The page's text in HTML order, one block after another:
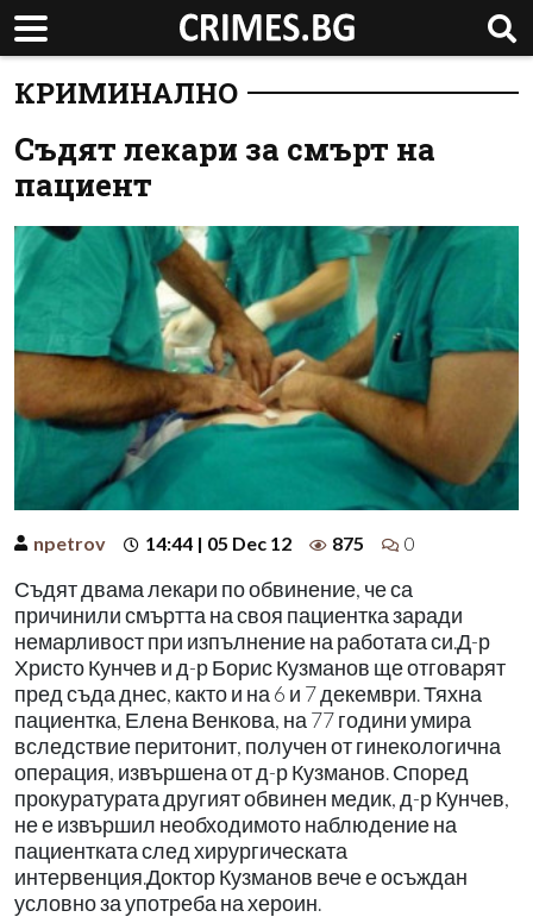
КРИМИНАЛНО
Съдят лекари за смърт на
пациент
npetrov 14:44 | 05 Dec 12 875 0
Съдят двама лекари по обвинение, че са
причинили смъртта на своя пациентка заради
немарливост при изпълнение на работата си.Д-р
Христо Кунчев и д-р Борис Кузманов ще отговарят
пред съда днес, както и на 6 и 7 декември. Тяхна
пациентка, Елена Венкова, на 77 години умира
вследствие перитонит, получен от гинекологична
операция, извършена от д-р Кузманов. Според
прокуратурата другият обвинен медик, д-р Кунчев,
не е извършил необходимото наблюдение на
пациентката след хирургическата
интервенция.Доктор Кузманов вече е осъждан
условно за употреба на хероин.